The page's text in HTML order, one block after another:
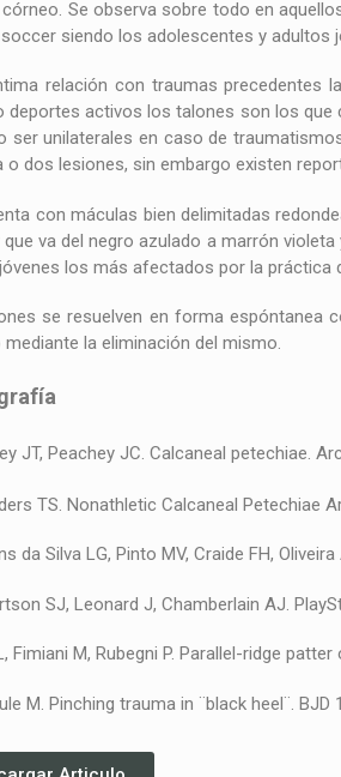
Se observa sobre todo en
siendo los adolescentes y adultos
relación con traumas precedentes
deportes activos los talones son los que
ser unilaterales en caso de
o dos lesiones, sin embargo existen
con máculas bien delimitadas
va del negro azulado a marrón
los más afectados por la práctica
se resuelven en forma espóntanea
la eliminación del mismo.
JT, Peachey JC. Calcaneal petechiae.
TS. Nonathletic Calcaneal Petechiae
da Silva LG, Pinto MV, Craide FH,
SJ, Leonard J, Chamberlain AJ.
Fimiani M, Rubegni P. Parallel-ridge
M. Pinching trauma in ¨black heel¨. BJD